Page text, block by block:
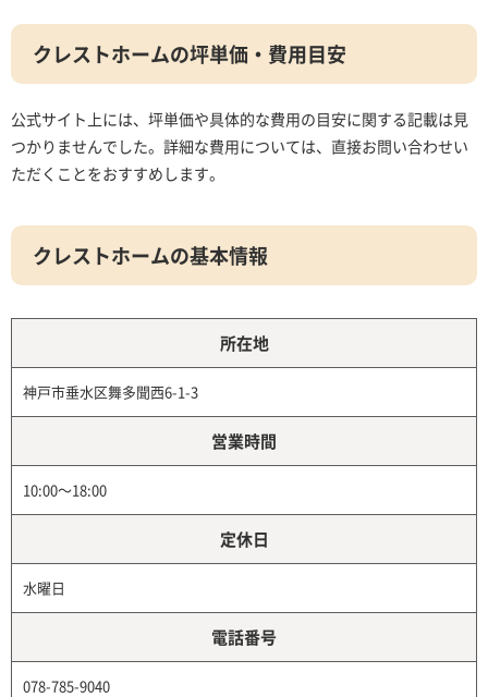
クレストホームの坪単価・費用目安
公式サイト上には、坪単価や具体的な費用の目安に関する記載は見
つかりませんでした。詳細な費用については、直接お問い合わせい
ただくことをおすすめします。
クレストホームの基本情報
所在地
神戸市垂水区舞多聞西6-1-3
営業時間
10:00～18:00
定休日
水曜日
電話番号
078-785-9040